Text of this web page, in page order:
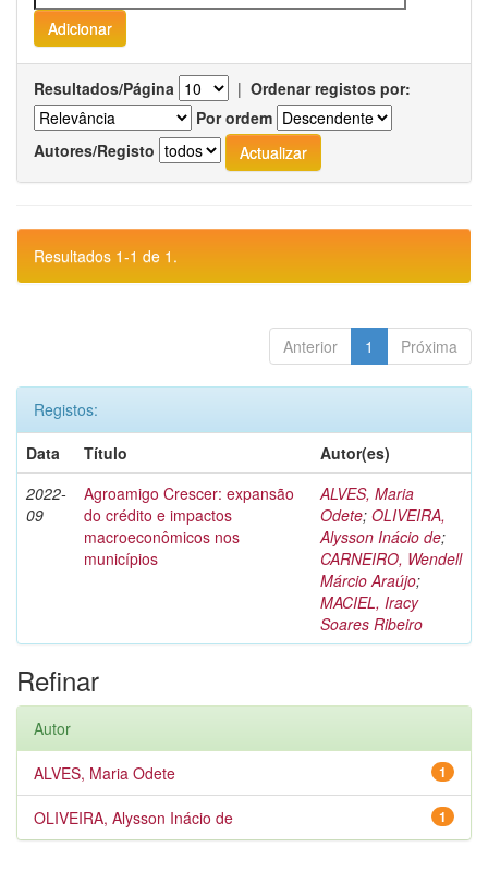
Resultados/Página | Ordenar registos por:
Por ordem
Autores/Registo
Resultados 1-1 de 1.
Anterior 1 Próxima
Registos:
Data
Título
Autor(es)
2022-
09
Agroamigo Crescer: expansão
do crédito e impactos
macroeconômicos nos
municípios
ALVES, Maria
Odete; OLIVEIRA,
Alysson Inácio de;
CARNEIRO, Wendell
Márcio Araújo;
MACIEL, Iracy
Soares Ribeiro
Refinar
Autor
1
ALVES, Maria Odete
1
OLIVEIRA, Alysson Inácio de